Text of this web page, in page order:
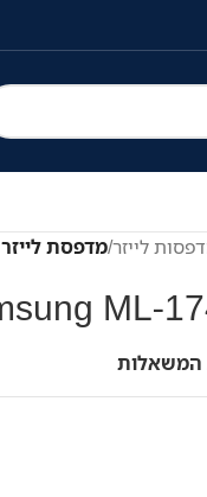
לייזר/מדפסת לייזר Samsung ML-1740
המשאלות